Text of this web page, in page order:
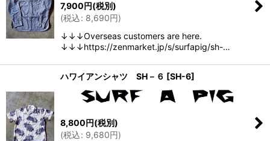
7,900円(税別)
(税込: 8,690円)
↓↓↓Overseas customers are here.
↓↓↓https://zenmarket.jp/s/surfapig/sh-…
ハワイアンシャツ SH－６ [SH-6]
8,800 円(税別)
(税込: 9,680円)